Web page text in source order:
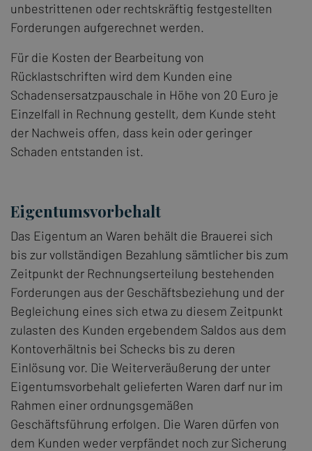
unbestrittenen oder rechtskräftig festgestellten
Forderungen aufgerechnet werden.
Für die Kosten der Bearbeitung von
Rücklastschriften wird dem Kunden eine
Schadensersatzpauschale in Höhe von 20 Euro je
Einzelfall in Rechnung gestellt, dem Kunde steht
der Nachweis offen, dass kein oder geringer
Schaden entstanden ist.
Eigentumsvorbehalt
Das Eigentum an Waren behält die Brauerei sich
bis zur vollständigen Bezahlung sämtlicher bis zum
Zeitpunkt der Rechnungserteilung bestehenden
Forderungen aus der Geschäftsbeziehung und der
Begleichung eines sich etwa zu diesem Zeitpunkt
zulasten des Kunden ergebendem Saldos aus dem
Kontoverhältnis bei Schecks bis zu deren
Einlösung vor. Die Weiterveräußerung der unter
Eigentumsvorbehalt gelieferten Waren darf nur im
Rahmen einer ordnungsgemäßen
Geschäftsführung erfolgen. Die Waren dürfen von
dem Kunden weder verpfändet noch zur Sicherung